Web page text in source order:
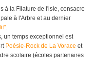
à la Filature de l'isle, consacre
à l'Arbre et au dernier
".
un temps exceptionnel est
Poésie-Rock de La Vorace et
scolaire (écoles partenaires